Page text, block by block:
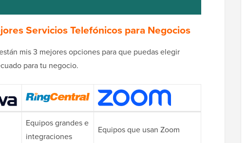
Servicios Telefónicos para Negocios
mis 3 mejores opciones para que puedas elegir
para tu negocio.
Equipos grandes e
integraciones
Equipos que usan Zoom